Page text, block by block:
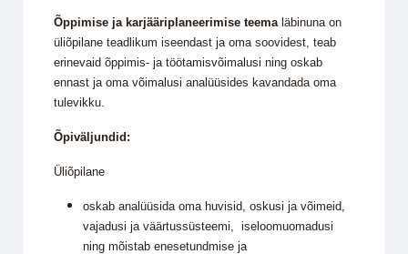
Õppimise ja karjääriplaneerimise teemaläbinuna on
üliõpilane teadlikum iseendast ja oma soovidest, teab
erinevaid õppimis- ja töötamisvõimalusi ning oskab
ennast ja oma võimalusi analüüsides kavandada oma
tulevikku.
Õpiväljundid:
Üliõpilane
oskab analüüsida oma huvisid, oskusi ja võimeid,
vajadusi ja väärtussüsteemi, iseloomuomadusi
ning mõistab enesetundmise ja